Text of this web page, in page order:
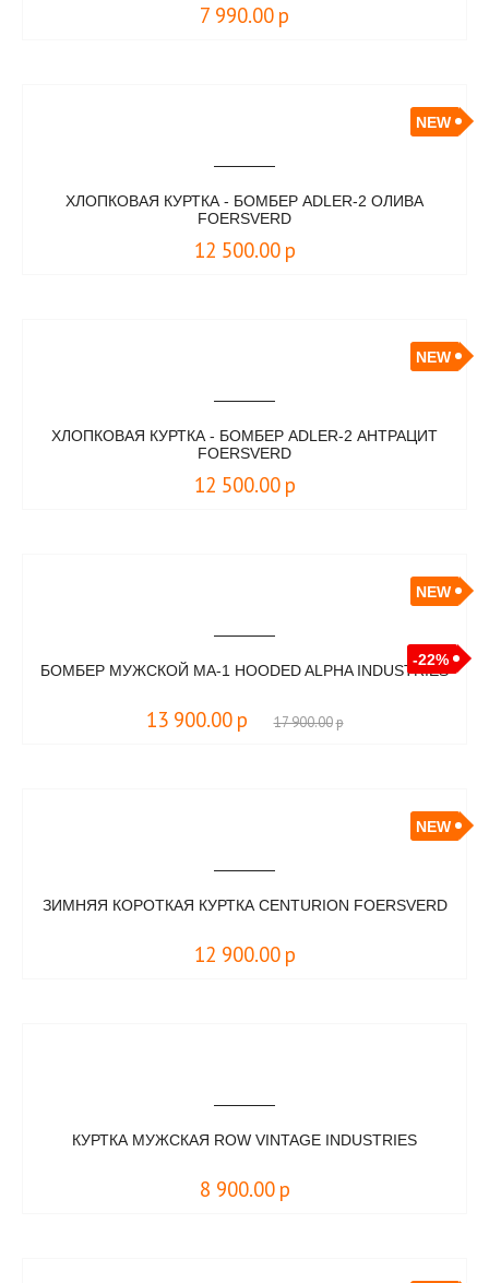
7 990.00 р
NEW
ХЛОПКОВАЯ КУРТКА - БОМБЕР АDLER-2 ОЛИВА
FOERSVERD
12 500.00 р
NEW
ХЛОПКОВАЯ КУРТКА - БОМБЕР АDLER-2 АНТРАЦИТ
FOERSVERD
12 500.00 р
-22%
NEW
БОМБЕР МУЖСКОЙ MA-1 HOODED ALPHA INDUSTRIES
13 900.00 р 17 900.00р
NEW
ЗИМНЯЯ КОРОТКАЯ КУРТКА CENTURION FOERSVERD
12 900.00 р
КУРТКА МУЖСКАЯ ROW VINTAGE INDUSTRIES
8 900.00 р